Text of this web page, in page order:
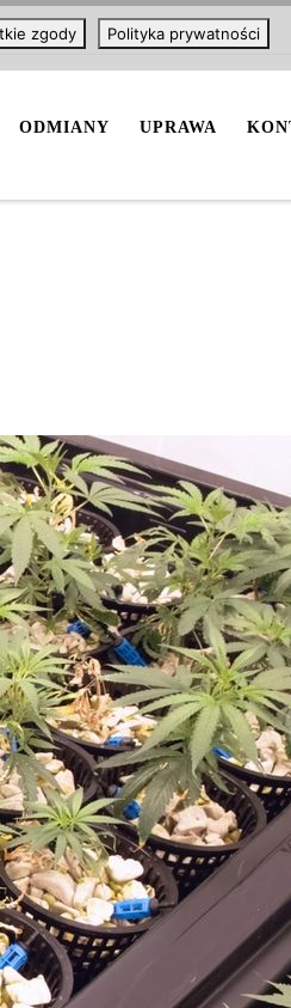
ODMIANY UPRAWA
zgody Polityka prywatności